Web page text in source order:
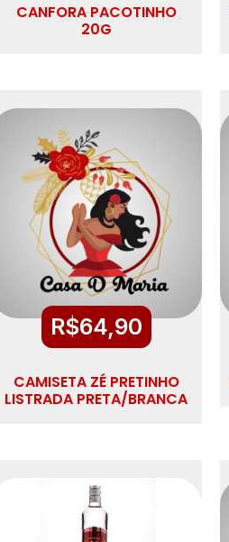
CANFORA PACOTINHO
20G
R$64,90
CAMISETA ZÉ PRETINHO
LISTRADA PRETA/BRANCA